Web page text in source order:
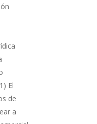
El
de
a